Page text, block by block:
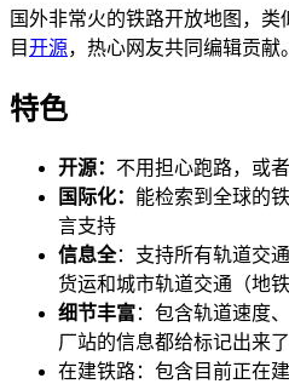
国外非常火的铁路开放地图，类
目开源，热心网友共同编辑贡献。
特色
开源： 不用担心跑路，或
国际化： 能检索到全球的
言支持
信息全：支持所有轨道交
货运和城市轨道交通（地
细节丰富：包含轨道速度
厂站的信息都给标记出来
在建铁路：包含目前正在